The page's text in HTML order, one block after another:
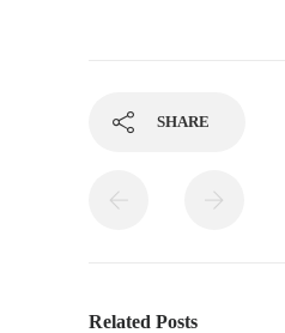
SHARE
Related Posts